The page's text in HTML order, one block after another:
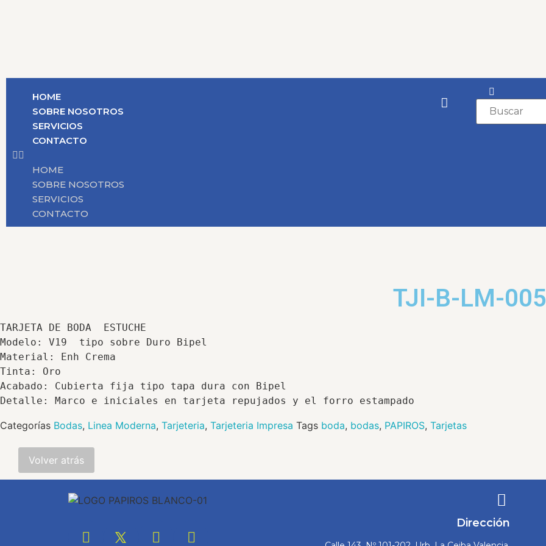
HOME
SOBRE NOSOTROS
SERVICIOS
CONTACTO
HOME
SOBRE NOSOTROS
SERVICIOS
CONTACTO
TJI-B-LM-005
TARJETA DE BODA  ESTUCHE
Modelo: V19  tipo sobre Duro Bipel
Material: Enh Crema
Tinta: Oro
Acabado: Cubierta fija tipo tapa dura con Bipel
Detalle: Marco e iniciales en tarjeta repujados y el forro estampado
Categorías Bodas, Linea Moderna, Tarjeteria, Tarjeteria Impresa Tags boda, bodas, PAPIROS, Tarjetas
Dirección